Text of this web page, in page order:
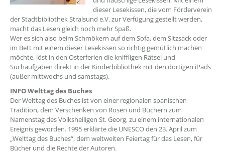
dieser Lesekissen, die vom Förderverein
der Stadtbibliothek Stralsund e.V. zur Verfügung gestellt werden,
macht das Lesen gleich noch mehr Spaß.
Wer es sich also beim Schmökern auf dem Sofa, dem Sitzsack oder
im Bett mit einem dieser Lesekissen so richtig gemütlich machen
möchte, löst in den Osterferien die kniffligen Rätsel und
Suchaufgaben direkt in der Kinderbibliothek mit den dortigen iPads
(außer mittwochs und samstags).
INFO Welttag des Buches
Der Welttag des Buches ist von einer regionalen spanischen
Tradition, dem Verschenken von Rosen und Büchern zum
Namenstag des Volksheiligen St. Georg, zu einem internationalen
Ereignis geworden. 1995 erklärte die UNESCO den 23. April zum
„Welttag des Buches“, dem weltweiten Feiertag für das Lesen, für
Bücher und die Rechte der Autoren.